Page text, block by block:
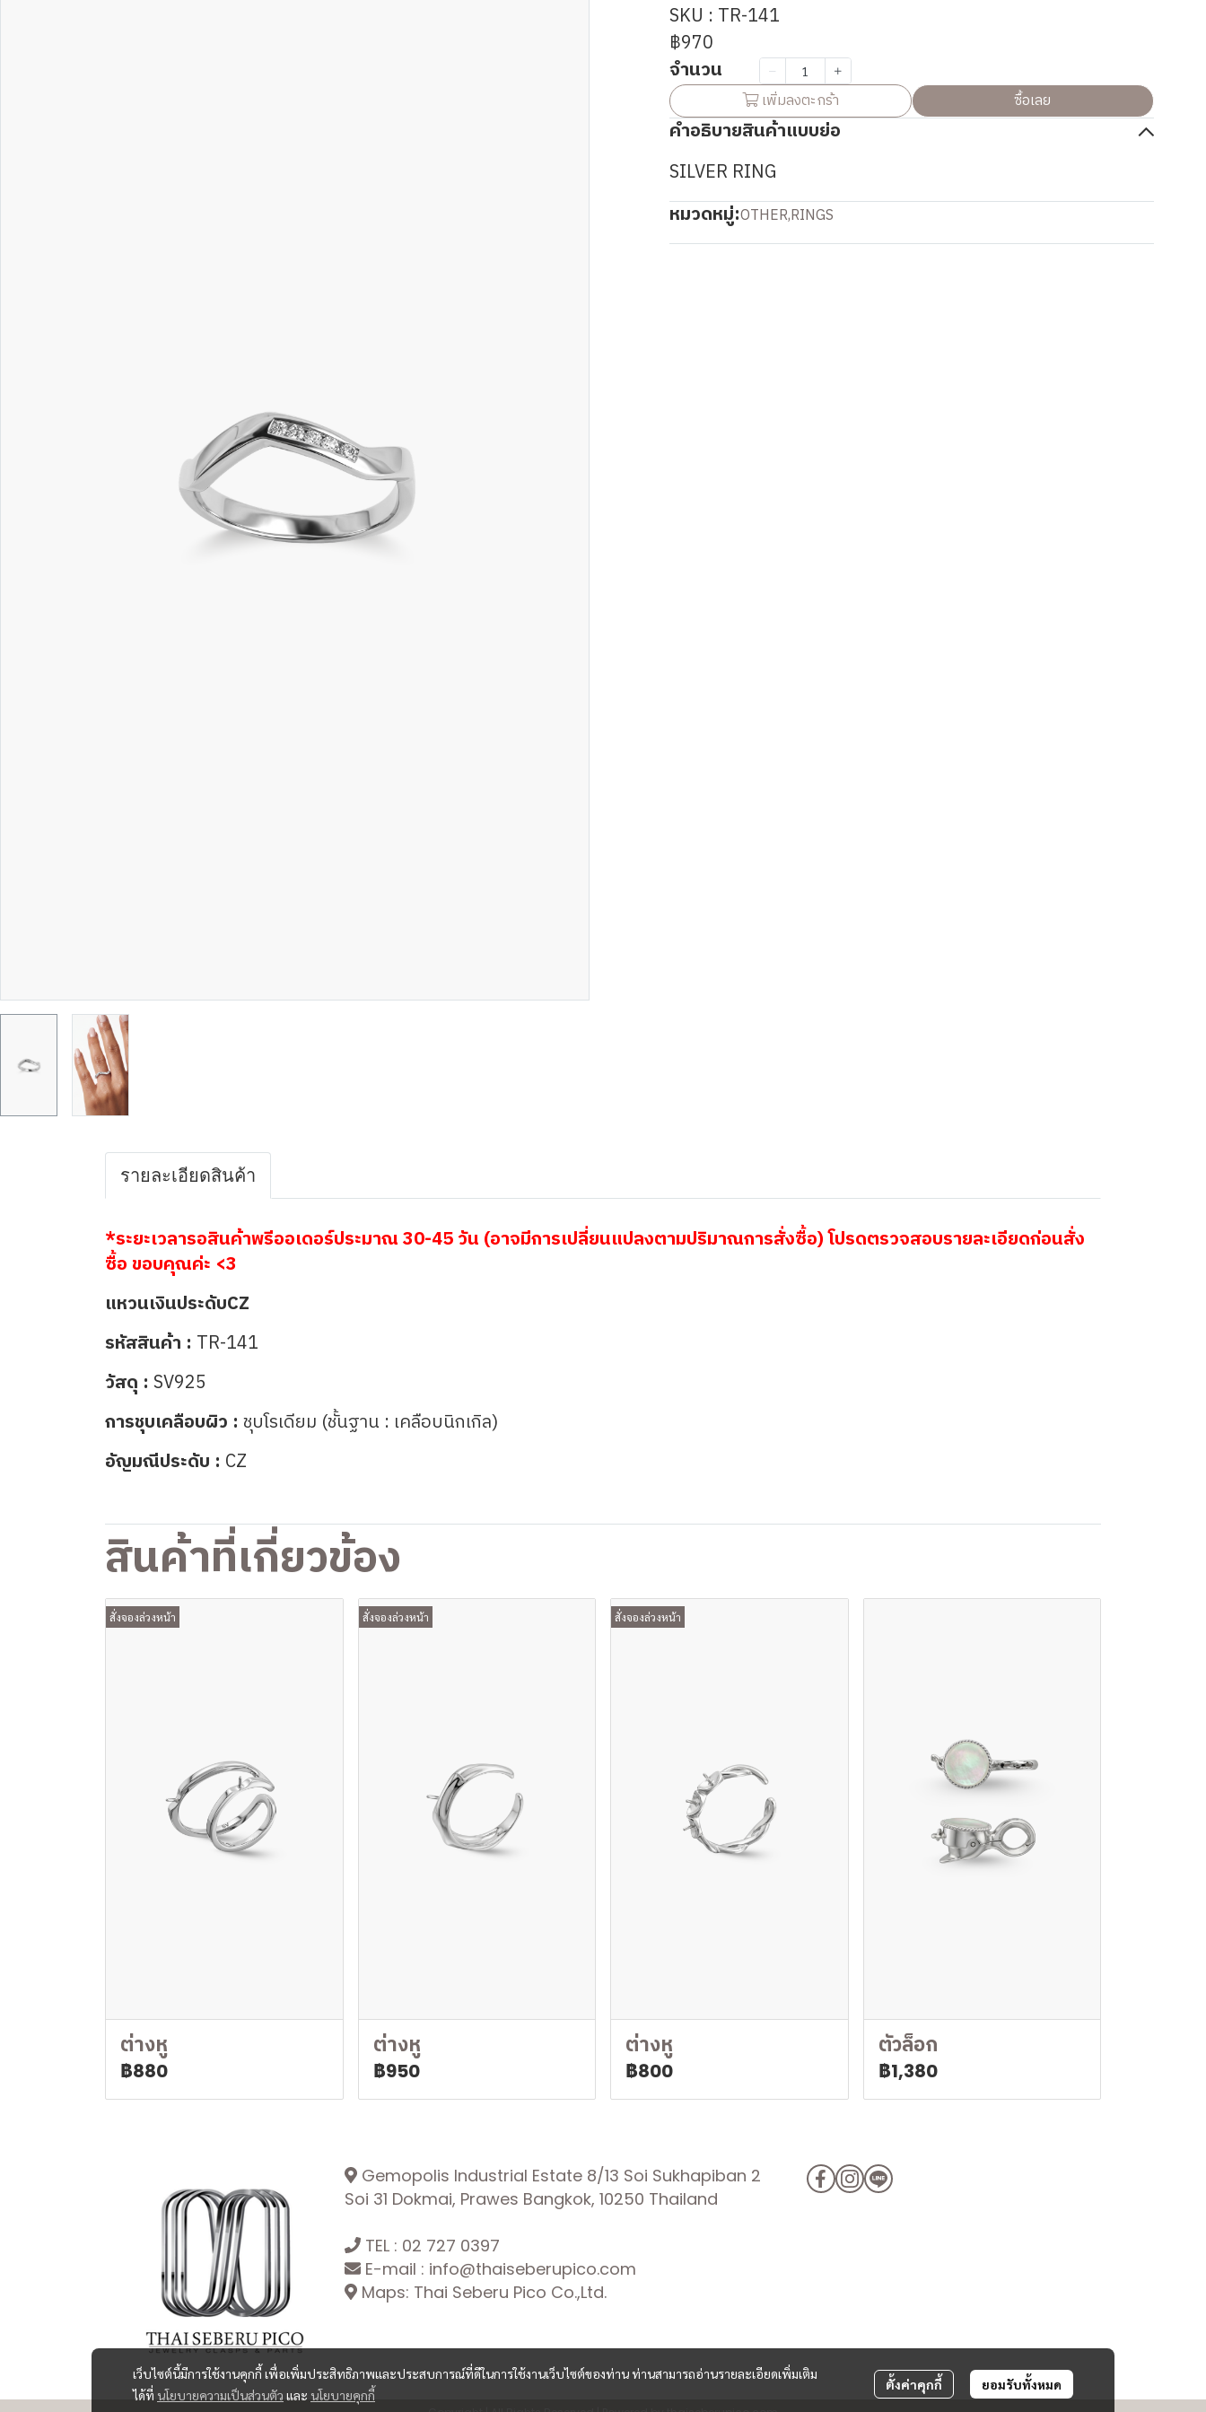
SKU : TR-141
฿970
จำนวน
เพิ่มลงตะกร้า ซื้อเลย
คำอธิบายสินค้าแบบย่อ
SILVER RING
หมวดหมู่:OTHER,RINGS
รายละเอียดสินค้า
*ระยะเวลารอสินค้าพรีออเดอร์ประมาณ 30-45 วัน (อาจมีการเปลี่ยนแปลงตามปริมาณการสั่งซื้อ) โปรดตรวจสอบรายละเอียดก่อนสั่ง
ซื้อ ขอบคุณค่ะ <3
แหวนเงินประดับCZ
รหัสสินค้า : TR-141
วัสดุ : SV925
การชุบเคลือบผิว : ชุบโรเดียม (ชั้นฐาน : เคลือบนิกเกิล)
อัญมณีประดับ : CZ
สินค้าที่เกี่ยวข้อง
สั่งจองล่วงหน้า
ต่างหู
฿880
สั่งจองล่วงหน้า
ต่างหู
฿950
สั่งจองล่วงหน้า
ต่างหู
฿800
ตัวล็อก
฿1,380
เว็บไซต์นี้มีการใช้งานคุกกี้ เพื่อเพิ่มประสิทธิภาพและประสบการณ์ที่ดีในการใช้งานเว็บไซต์ของท่าน ท่านสามารถอ่านรายละเอียดเพิ่มเติม
ได้ที่ นโยบายความเป็นส่วนตัว และ นโยบายคุกกี้
ตั้งค่าคุกกี้ ยอมรับทั้งหมด
Gemopolis Industrial Estate 8/13 Soi Sukhapiban 2
Soi 31 Dokmai, Prawes Bangkok, 10250 Thailand
TEL : 02 727 0397
E-mail : info@thaiseberupico.com
Maps: Thai Seberu Pico Co.,Ltd.